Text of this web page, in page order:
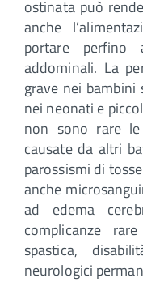
ostinata può
anche
portare
addominali. La
grave nei
nei neonati e
non sono rare le
causate da altri
parossismi di
anche
ad edema
complicanze
spastica,
neurologici